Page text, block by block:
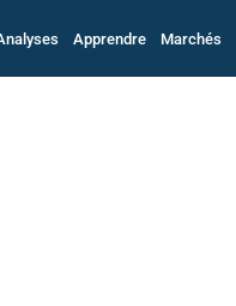
Apprendre Marchés